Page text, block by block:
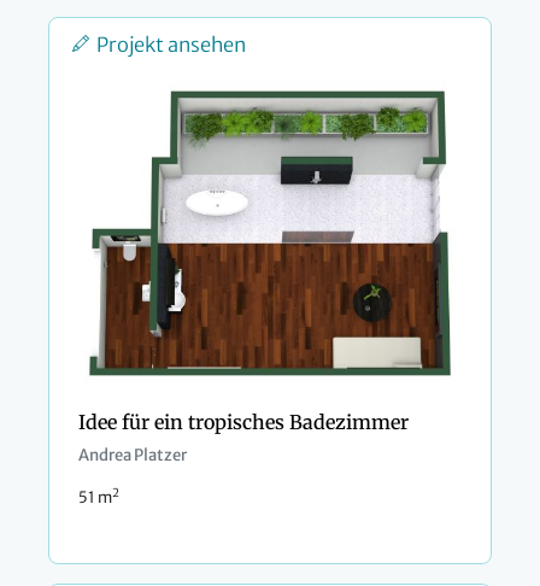
Projekt ansehen
Idee für ein tropisches Badezimmer
Andrea Platzer
51 m2